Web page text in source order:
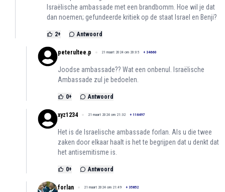
Israëlische ambassade met een brandbomm. Hoe wil je dat
dan noemen; gefundeerde kritiek op de staat Israel en Benji?
2+ Antwoord
peterultee.p 21 maart 2024 om 20:05 + 34660
Joodse ambassade?? Wat een onbenul. Israëlische
Ambassade zul je bedoelen.
0+ Antwoord
xyz1234 21 maart 2024 om 21:32 + 116497
Het is de Israelische ambassade forlan. Als u die twee
zaken door elkaar haalt is het te begrijpen dat u denkt dat
het antisemitisme is.
0+ Antwoord
forlan 21 maart 2024 om 21:49 + 35852